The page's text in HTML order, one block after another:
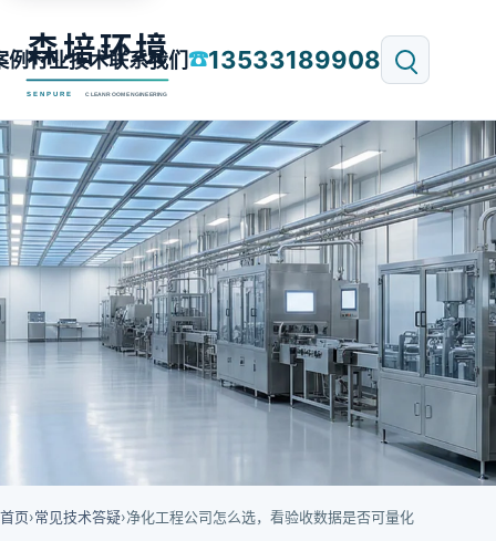
例行业技术联系我们☎13533189908
首页›常见技术答疑›净化工程公司怎么选，看验收数据是否可量化